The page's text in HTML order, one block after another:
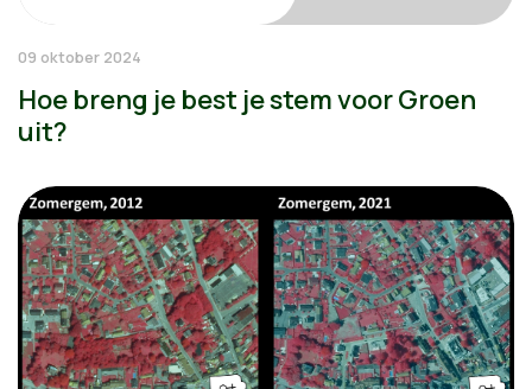
09 oktober 2024
Hoe breng je best je stem voor Groen
uit?